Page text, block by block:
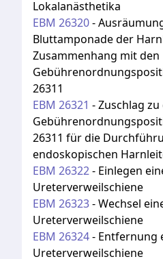
Lokalanästhetika
EBM 26320-
Bluttamponade der
Zusammenhang mit den
26311
EBM 26321 -Zuschlag zu
26311 für die
endoskopischen
EBM 26322- Einlegen
Ureterverweilschiene
EBM 26323-Wechsel
Ureterverweilschiene
EBM 26324- Entfernung
Ureterverweilschiene